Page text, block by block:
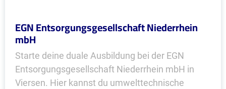
EGN Entsorgungsgesellschaft Niederrhein
mbH
Starte deine duale Ausbildung bei der EGN
Entsorgungsgesellschaft Niederrhein mbH in
Viersen. Hier kannst du umwelttechnische